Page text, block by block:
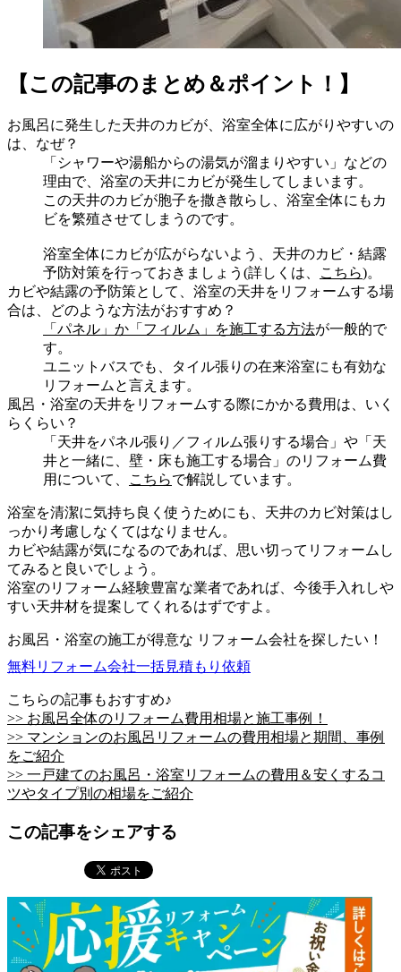
【この記事のまとめ＆ポイント！】
お風呂に発生した天井のカビが、浴室全体に広がりやすいの
は、なぜ？
「シャワーや湯船からの湯気が溜まりやすい」などの
理由で、浴室の天井にカビが発生してしまいます。
この天井のカビが胞子を撒き散らし、浴室全体にもカ
ビを繁殖させてしまうのです。
浴室全体にカビが広がらないよう、天井のカビ・結露
予防対策を行っておきましょう(詳しくは、
こちら)。
カビや結露の予防策として、浴室の天井をリフォームする場
合は、どのような方法がおすすめ？
「パネル」か「フィルム」を施工する方法が一般的で
す。
ユニットバスでも、タイル張りの在来浴室にも有効な
リフォームと言えます。
風呂・浴室の天井をリフォームする際にかかる費用は、いく
らくらい？
「天井をパネル張り／フィルム張りする場合」や「天
井と一緒に、壁・床も施工する場合」のリフォーム費
用について、
こちらで解説しています。
浴室を清潔に気持ち良く使うためにも、天井のカビ対策はし
っかり考慮しなくてはなりません。
カビや結露が気になるのであれば、思い切ってリフォームし
てみると良いでしょう。
浴室のリフォーム経験豊富な業者であれば、今後手入れしや
すい天井材を提案してくれるはずですよ。
お風呂・浴室の施工が得意な リフォーム会社を探したい！
無料リフォーム会社一括見積もり依頼
こちらの記事もおすすめ♪
>> お風呂全体のリフォーム費用相場と施工事例！
>> マンションのお風呂リフォームの費用相場と期間、事例
をご紹介
>> 一戸建てのお風呂・浴室リフォームの費用＆安くするコ
ツやタイプ別の相場をご紹介
この記事をシェアする